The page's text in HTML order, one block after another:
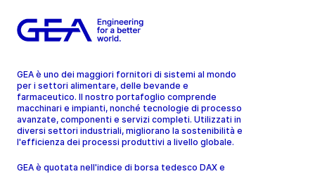
GEA è uno dei maggiori fornitori di sistemi al mondo
per i settori alimentare, delle bevande e
farmaceutico. Il nostro portafoglio comprende
macchinari e impianti, nonché tecnologie di processo
avanzate, componenti e servizi completi. Utilizzati in
diversi settori industriali, migliorano la sostenibilità e
l'efficienza dei processi produttivi a livello globale.
GEA è quotata nell'indice di borsa tedesco DAX e